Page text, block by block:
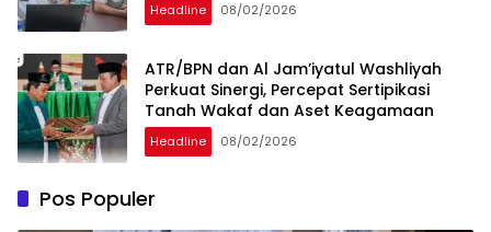
Headline 08/02/2026
ATR/BPN dan Al Jam’iyatul Washliyah
Perkuat Sinergi, Percepat Sertipikasi
Tanah Wakaf dan Aset Keagamaan
Headline 08/02/2026
Pos Populer